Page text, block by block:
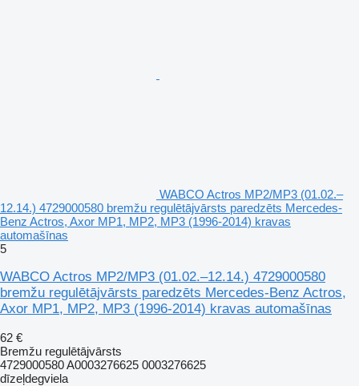
WABCO Actros MP2/MP3 (01.02.–
12.14.) 4729000580 bremžu regulētājvārsts paredzēts Mercedes-
Benz Actros, Axor MP1, MP2, MP3 (1996-2014) kravas
automašīnas
5
WABCO Actros MP2/MP3 (01.02.–12.14.) 4729000580
bremžu regulētājvārsts paredzēts Mercedes-Benz Actros,
Axor MP1, MP2, MP3 (1996-2014) kravas automašīnas
62 €
Bremžu regulētājvārsts
4729000580 A0003276625 0003276625
dīzeļdegviela